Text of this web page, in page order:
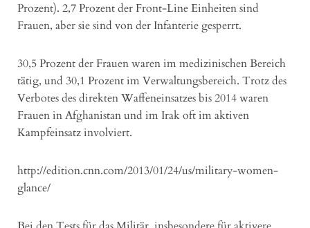
Prozent). 2,7 Prozent der Front-Line Einheiten sind
Frauen, aber sie sind von der Infanterie gesperrt.
30,5 Prozent der Frauen waren im medizinischen Bereich
tätig, und 30,1 Prozent im Verwaltungsbereich. Trotz des
Verbotes des direkten Waffeneinsatzes bis 2014 waren
Frauen in Afghanistan und im Irak oft im aktiven
Kampfeinsatz involviert.
http://edition.cnn.com/2013/01/24/us/military-women-
glance/